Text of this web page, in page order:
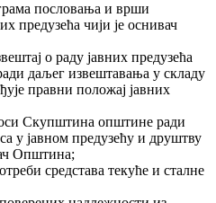
пословања и врши
предузећа чији је оснивач
о раду јавних предузећа
даљег извештавања у складу
правни положај јавних
Скупштина општине ради
у јавном предузећу и друштву
Општина;
средстава текуће и сталне